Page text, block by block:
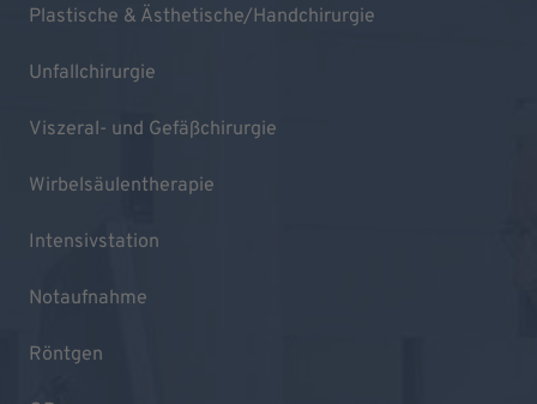
Plastische & Ästhetische/Handchirurgie
Unfallchirurgie
Viszeral- und Gefäßchirurgie
Wirbelsäulentherapie
Intensivstation
Notaufnahme
Röntgen